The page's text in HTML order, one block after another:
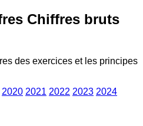
Chiffres bruts
des exercices et les principes
2020 2021 2022 2023 2024